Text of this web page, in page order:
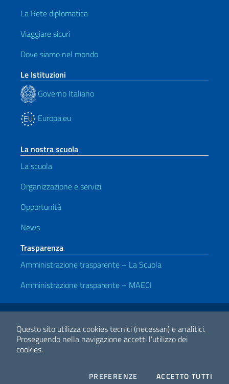
Questo sito utilizza cookies tecnici (necessari) e analitici.
Proseguendo nella navigazione accetti l'utilizzo dei
cookies.
PREFERENZE COOKIESACCETTO TUTTI
La Rete diplomatica
Viaggiare sicuri
Dove siamo nel mondo
Le Istituzioni
Governo Italiano
Europa.eu
La nostra scuola
La scuola
Organizzazione e servizi
Opportunità
News
Trasparenza
Amministrazione trasparente – La Scuola
Amministrazione trasparente – MAECI
Link Utili